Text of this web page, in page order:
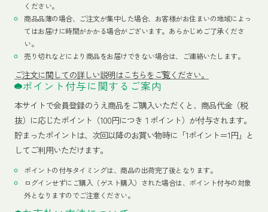
ください。
商品品薄の場合、ご注文が集中した場合、お客様がお住まいの地域によっ
てはお届けに時間がかかる場合がございます。あらかじめご了承くださ
い。
売り切れなどにより商品をお届けできない場合は、ご連絡いたします。
ご注文に関しての詳しい説明はこちらをご覧ください。
ポイント付与に関するご案内
本サイトで会員登録のうえ商品をご購入いただくと、商品代金（税
抜）に応じたポイント（100円につき１ポイント）が付与されます。
貯まったポイントは、次回以降のお買い物時に「1ポイント＝1円」と
してご利用いただけます。
ポイントの付与タイミングは、商品の出荷完了後となります。
ログインせずにご購入（ゲスト購入）された場合は、ポイント付与の対象
外となりますのでご注意ください。